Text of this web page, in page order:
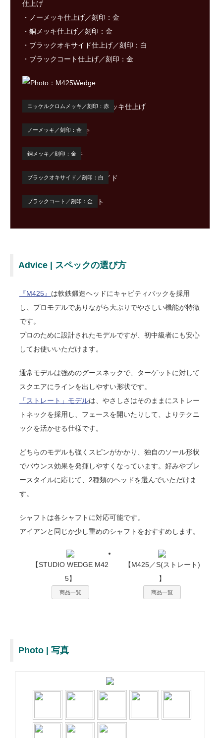
仕上げ
・ノーメッキ仕上げ／刻印：金
・銅メッキ仕上げ／刻印：金
・ブラックオキサイド仕上げ／刻印：白
・ブラックコート仕上げ／刻印：金
ニッケルクロムメッキ／刻印：赤
ノーメッキ／刻印：金
銅メッキ／刻印：金
ブラックオキサイド／刻印：白
ブラックコート／刻印：金
Advice | スペックの選び方
『M425』 は軟鉄鍛造ヘッドにキャビティバックを採用
し、プロモデルでありながら大ぶりでやさしい機能が特徴
です。
プロのために設計されたモデルですが、初中級者にも安心
してお使いいただけます。
通常モデルは強めのグースネックで、ターゲットに対して
スクエアにラインを出しやすい形状です。
「ストレート」モデルは、やさしさはそのままにストレー
トネックを採用し、フェースを開いたりして、よりテクニ
ックを活かせる仕様です。
どちらのモデルも強くスピンがかかり、独自のソール形状
でバウンス効果を発揮しやすくなっています。好みやプレ
ースタイルに応じて、2種類のヘッドを選んでいただけま
す。
シャフトは各シャフトに対応可能です。
アイアンと同じか少し重めのシャフトをおすすめします。
【STUDIO WEDGE M42
5】
商品一覧
【M425／S(ストレート)
】
商品一覧
Photo | 写真